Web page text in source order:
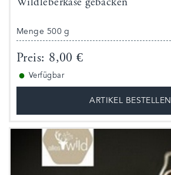
Wildleberkäse gebacken
Menge 500 g
Preis: 8,00 €
● Verfügbar
ARTIKEL BESTELLEN